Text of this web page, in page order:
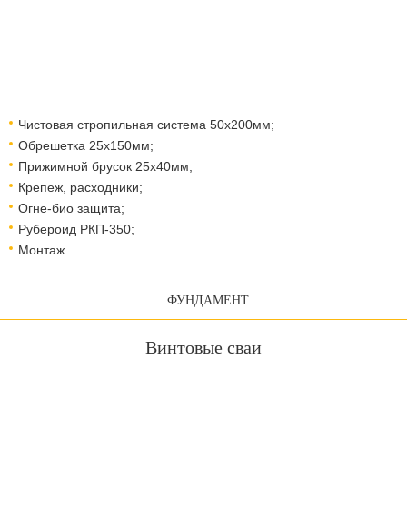
Чистовая стропильная система 50х200мм;
Обрешетка 25х150мм;
Прижимной брусок 25х40мм;
Крепеж, расходники;
Огне-био защита;
Рубероид РКП-350;
Монтаж.
ФУНДАМЕНТ
Винтовые сваи